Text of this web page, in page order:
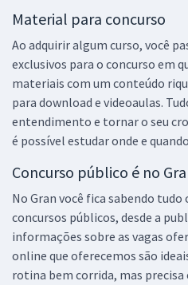
Material para concurso
Ao adquirir algum curso, você
exclusivos para o concurso em
materiais com um conteúdo
para download e videoaulas.
entendimento e tornar o seu
é possível estudar onde e
Concurso público é no
No Gran você fica sabendo tudo
concursos públicos, desde a
informações sobre as vagas
online que oferecemos são
rotina bem corrida, mas